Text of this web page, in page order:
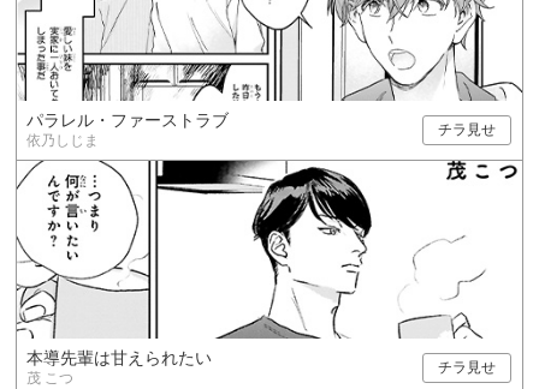
パラレル・ファーストラブ
依乃しじま
チラ見せ
本導先輩は甘えられたい
茂 こつ
チラ見せ